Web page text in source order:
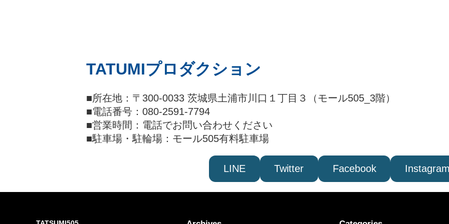
TATUMIプロダクション
■所在地：〒300-0033 茨城県土浦市川口１丁目３（モール505_3階）
■電話番号：080-2591-7794
■営業時間：電話でお問い合わせください
■駐車場・駐輪場：モール505有料駐車場
LINE Twitter Facebook Instagram